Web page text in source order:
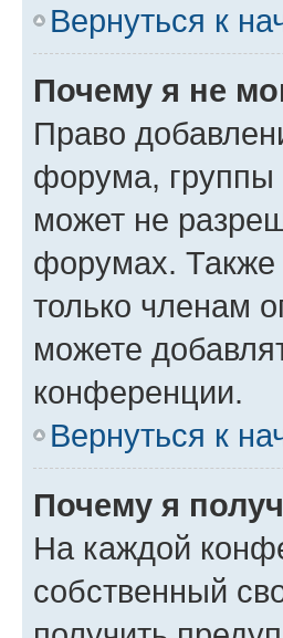
Вернуться к
Почему я не
Право
форума, группы
может не
форумах. Также
только членам
можете
конференции.
Вернуться к
Почему я
На каждой
собственный